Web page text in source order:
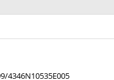
4346N10535E005